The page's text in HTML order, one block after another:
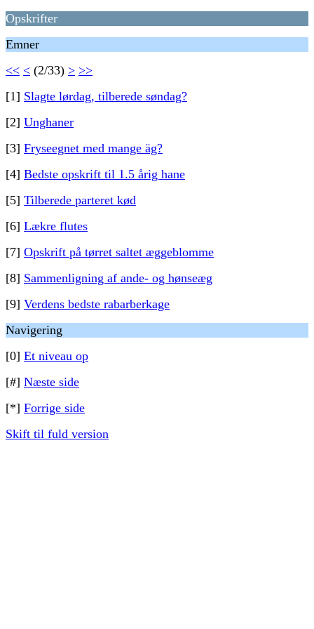
Opskrifter
Emner
<< < (2/33) > >>
[1] Slagte lørdag, tilberede søndag?
[2] Unghaner
[3] Fryseegnet med mange äg?
[4] Bedste opskrift til 1.5 årig hane
[5] Tilberede parteret kød
[6] Lækre flutes
[7] Opskrift på tørret saltet æggeblomme
[8] Sammenligning af ande- og hønseæg
[9] Verdens bedste rabarberkage
Navigering
[0] Et niveau op
[#] Næste side
[*] Forrige side
Skift til fuld version